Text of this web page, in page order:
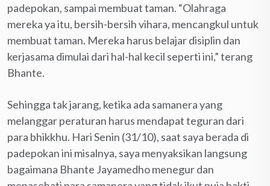
padepokan, sampai membuat taman. “Olahraga
mereka ya itu, bersih-bersih vihara, mencangkul untuk
membuat taman. Mereka harus belajar disiplin dan
kerjasama dimulai dari hal-hal kecil seperti ini,” terang
Bhante.
Sehingga tak jarang, ketika ada samanera yang
melanggar peraturan harus mendapat teguran dari
para bhikkhu. Hari Senin (31/10), saat saya berada di
padepokan ini misalnya, saya menyaksikan langsung
bagaimana Bhante Jayamedho menegur dan